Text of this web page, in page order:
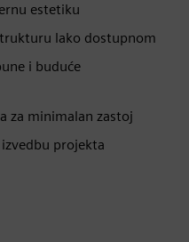
estetiku
lako dostupnom
i buduće
za minimalan zastoj
projekta